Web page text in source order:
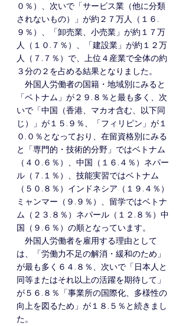
０％）、次いで「サービス業（他に分類
されないもの）」が約２７万人（１６.
９％）、「卸売業、小売業」が約１７万
人（１０.７％）、「建設業」が約１２万
人（７.７％）で、上位４産業で全体の約
３分の２を占める結果となりました。
外国人労働者の国籍・地域別にみると
「ベトナム」が２９.８％と最も多く、次
いで「中国（香港、マカオ含む、以下同
じ）」が１５.９％、「フィリピン」が１
０.０％となっており、在留資格別にみる
と「専門的・技術的分野」ではベトナム
（４０.６％）、中国（１６.４％）ネパー
ル（７.１％）、技能実習ではベトナム
（５０.８％）インドネシア（１９.４％）
ミャンマー（９.９％）、留学ではベトナ
ム（２３.８％）ネパール（１２.８％）中
国（９.６％）の順となっています。
外国人労働者を雇用する理由として
は、「労働力不足の解消・緩和のため」
が最も多く６４.８％、次いで「日本人と
同等またはそれ以上の活躍を期待して」
が５６.８％「事業所の国際化、多様性の
向上を図るため」が１８.５％と続きまし
た。